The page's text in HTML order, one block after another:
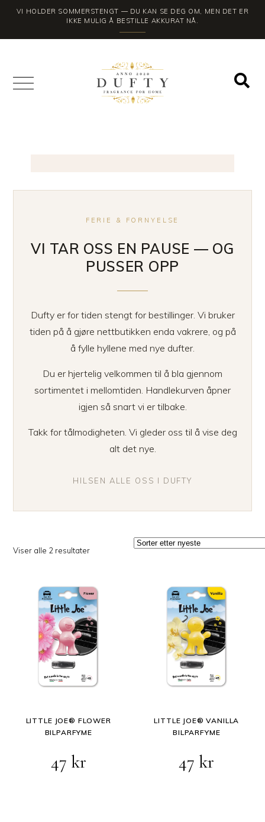
VI HOLDER SOMMERSTENGT — DU KAN SE DEG OM, MEN DET ER
IKKE MULIG Å BESTILLE AKKURAT NÅ.
FERIE & FORNYELSE
VI TAR OSS EN PAUSE — OG
PUSSER OPP
Dufty er for tiden stengt for bestillinger. Vi bruker
tiden på å gjøre nettbutikken enda vakrere, og på
å fylle hyllene med nye dufter.
Du er hjertelig velkommen til å bla gjennom
sortimentet i mellomtiden. Handlekurven åpner
igjen så snart vi er tilbake.
Takk for tålmodigheten. Vi gleder oss til å vise deg
alt det nye.
HILSEN ALLE OSS I DUFTY
Viser alle 2 resultaterSortert
siste
LITTLE JOE® FLOWER
BILPARFYME
47 kr
LITTLE JOE® VANILLA
BILPARFYME
47kr